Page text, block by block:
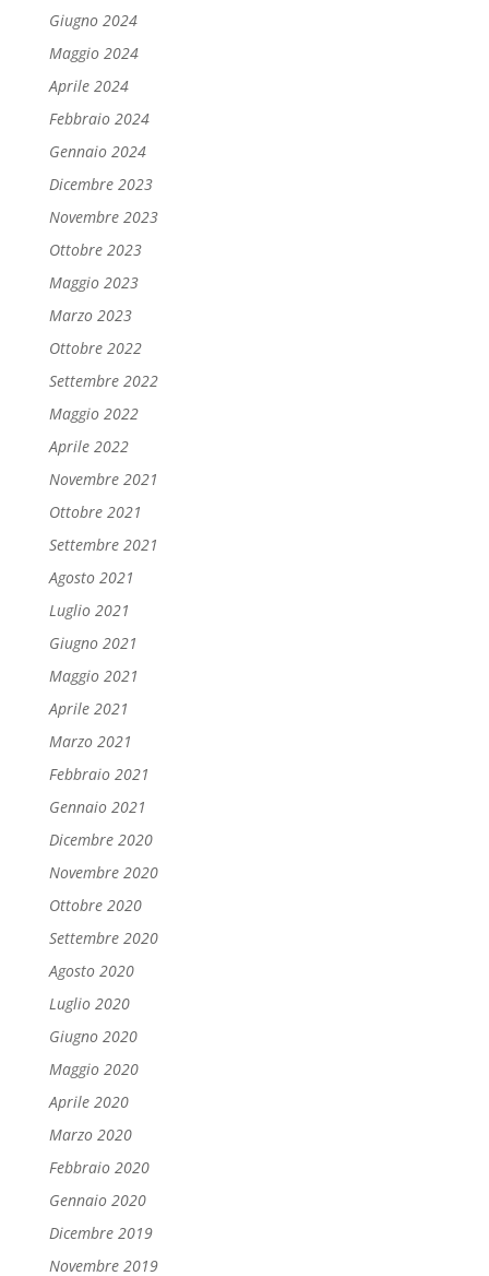
Giugno 2024
Maggio 2024
Aprile 2024
Febbraio 2024
Gennaio 2024
Dicembre 2023
Novembre 2023
Ottobre 2023
Maggio 2023
Marzo 2023
Ottobre 2022
Settembre 2022
Maggio 2022
Aprile 2022
Novembre 2021
Ottobre 2021
Settembre 2021
Agosto 2021
Luglio 2021
Giugno 2021
Maggio 2021
Aprile 2021
Marzo 2021
Febbraio 2021
Gennaio 2021
Dicembre 2020
Novembre 2020
Ottobre 2020
Settembre 2020
Agosto 2020
Luglio 2020
Giugno 2020
Maggio 2020
Aprile 2020
Marzo 2020
Febbraio 2020
Gennaio 2020
Dicembre 2019
Novembre 2019